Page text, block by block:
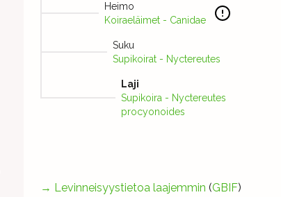
Heimo
Koiraeläimet - Canidae
Suku
Supikoirat - Nyctereutes
Laji
Supikoira - Nyctereutes
procyonoides
→ Levinneisyystietoa laajemmin (GBIF)